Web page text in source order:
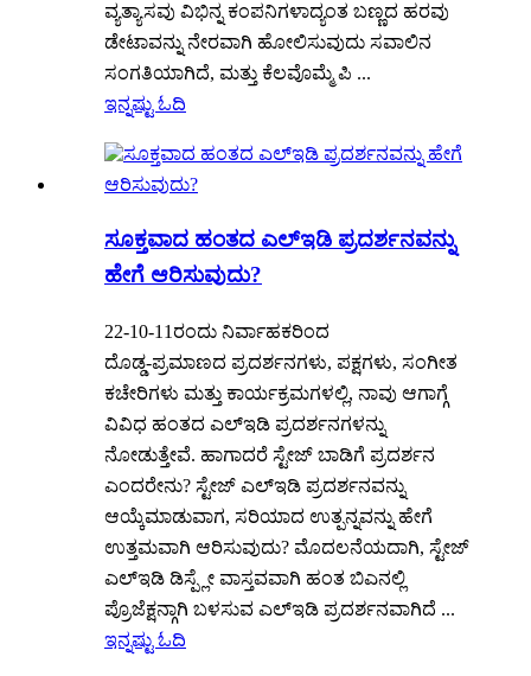
ವ್ಯತ್ಯಾಸವು ವಿಭಿನ್ನ ಕಂಪನಿಗಳಾದ್ಯಂತ ಬಣ್ಣದ ಹರವು
ಡೇಟಾವನ್ನು ನೇರವಾಗಿ ಹೋಲಿಸುವುದು ಸವಾಲಿನ
ಸಂಗತಿಯಾಗಿದೆ, ಮತ್ತು ಕೆಲವೊಮ್ಮೆ ಪಿ ...
ಇನ್ನಷ್ಟು ಓದಿ
ಸೂಕ್ತವಾದ ಹಂತದ ಎಲ್ಇಡಿ ಪ್ರದರ್ಶನವನ್ನು
ಹೇಗೆ ಆರಿಸುವುದು?
22-10-11ರಂದು ನಿರ್ವಾಹಕರಿಂದ
ದೊಡ್ಡ-ಪ್ರಮಾಣದ ಪ್ರದರ್ಶನಗಳು, ಪಕ್ಷಗಳು, ಸಂಗೀತ
ಕಚೇರಿಗಳು ಮತ್ತು ಕಾರ್ಯಕ್ರಮಗಳಲ್ಲಿ, ನಾವು ಆಗಾಗ್ಗೆ
ವಿವಿಧ ಹಂತದ ಎಲ್ಇಡಿ ಪ್ರದರ್ಶನಗಳನ್ನು
ನೋಡುತ್ತೇವೆ. ಹಾಗಾದರೆ ಸ್ಟೇಜ್ ಬಾಡಿಗೆ ಪ್ರದರ್ಶನ
ಎಂದರೇನು? ಸ್ಟೇಜ್ ಎಲ್ಇಡಿ ಪ್ರದರ್ಶನವನ್ನು
ಆಯ್ಕೆಮಾಡುವಾಗ, ಸರಿಯಾದ ಉತ್ಪನ್ನವನ್ನು ಹೇಗೆ
ಉತ್ತಮವಾಗಿ ಆರಿಸುವುದು? ಮೊದಲನೆಯದಾಗಿ, ಸ್ಟೇಜ್
ಎಲ್ಇಡಿ ಡಿಸ್ಪ್ಲೇ ವಾಸ್ತವವಾಗಿ ಹಂತ ಬಿಎನಲ್ಲಿ
ಪ್ರೊಜೆಕ್ಷನ್ಗಾಗಿ ಬಳಸುವ ಎಲ್ಇಡಿ ಪ್ರದರ್ಶನವಾಗಿದೆ ...
ಇನ್ನಷ್ಟು ಓದಿ